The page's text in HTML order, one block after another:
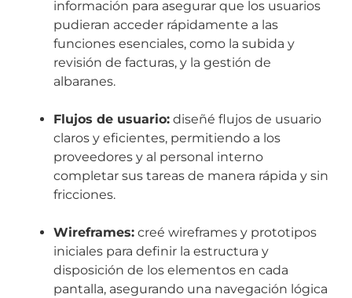
información para asegurar que los usuarios
pudieran acceder rápidamente a las
funciones esenciales, como la subida y
revisión de facturas, y la gestión de
albaranes.
Flujos de usuario: diseñé flujos de usuario
claros y eficientes, permitiendo a los
proveedores y al personal interno
completar sus tareas de manera rápida y sin
fricciones.
Wireframes: creé wireframes y prototipos
iniciales para definir la estructura y
disposición de los elementos en cada
pantalla, asegurando una navegación lógica